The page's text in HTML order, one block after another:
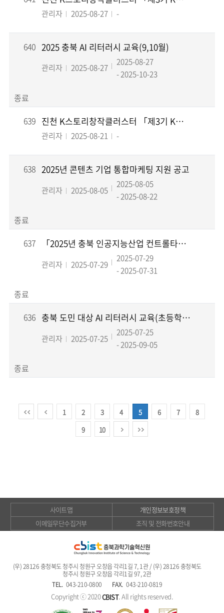
관리자 2025-08-27 -
640 2025 충북 AI 리터러시 교육(9,10월)
관리자 2025-08-27
2025-08-27
- 2025-10-23
종료
639
진천 K스토리창작클러스터 「제3기 K스토리작가 레지던시」서류심사(1차) 합격자 공고
관리자 2025-08-21 -
638 2025년 콘텐츠 기업 통합마케팅 지원 공고
관리자 2025-08-05
2025-08-05
- 2025-08-22
종료
637
「2025년 충북 인공지능산업 컨트롤타워 기반구축사업」 충북 AI융합 신규 기획과제 선정평가 결과 안내
관리자 2025-07-29
2025-07-29
- 2025-07-31
종료
636
충북 도민 대상 AI 리터러시 교육(초등학생)
관리자 2025-07-25
2025-07-25
- 2025-09-05
종료
1 2 3 4 5 6 7
8
9
10
사이트맵
개인정보보호정책
이메일무단수집거부
조직 및 전화번호안내
(우) 28126 충청북도 청주시 청원구 오창읍 각리1길 7, 1관 / (우) 28126 충청북도
청주시 청원구 오창읍 각리1길 97, 2관
TEL. 043-210-0800 FAX. 043-210-0819
Copyright ⓒ 2020CBIST. All rights reserved.